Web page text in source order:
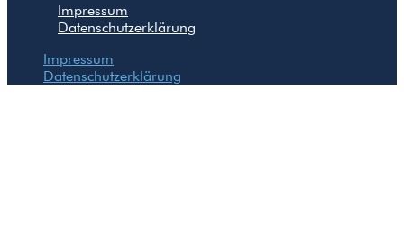
Impressum
Datenschutzerklärung
Impressum
Datenschutzerklärung